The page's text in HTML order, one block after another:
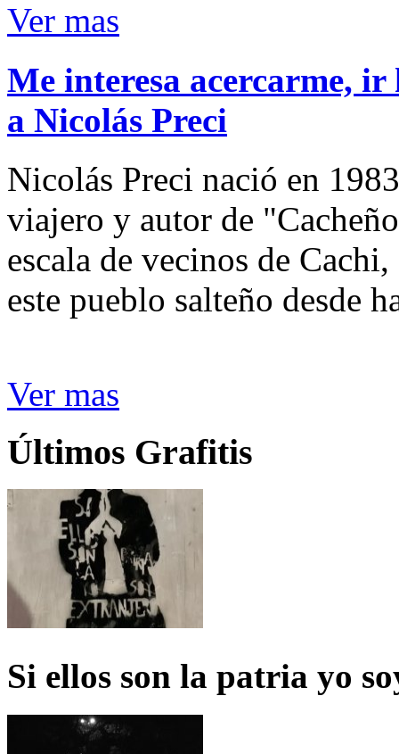
Ver mas
Me interesa acercarme,
a Nicolás Preci
Nicolás Preci nació en
viajero y autor de
escala de vecinos de
este pueblo salteño desde
Ver mas
Últimos Grafitis
Si ellos son la patria yo